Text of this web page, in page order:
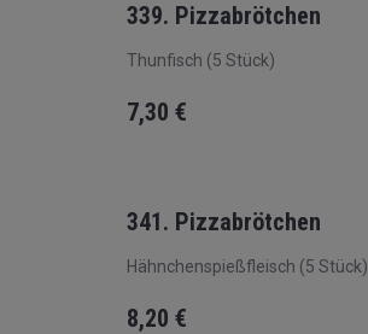
339. Pizzabrötchen
Thunfisch (5 Stück)
7,30 €
341. Pizzabrötchen
Hähnchenspießfleisch (5 Stück)
8,20 €